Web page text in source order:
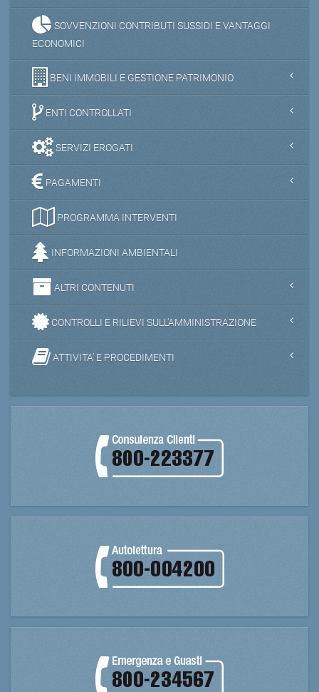
SOVVENZIONI CONTRIBUTI SUSSIDI E VANTAGGI
ECONOMICI
BENI IMMOBILI E GESTIONE PATRIMONIO
ENTI CONTROLLATI
SERVIZI EROGATI
PAGAMENTI
PROGRAMMA INTERVENTI
INFORMAZIONI AMBIENTALI
ALTRI CONTENUTI
CONTROLLI E RILIEVI SULL'AMMINISTRAZIONE
ATTIVITA' E PROCEDIMENTI